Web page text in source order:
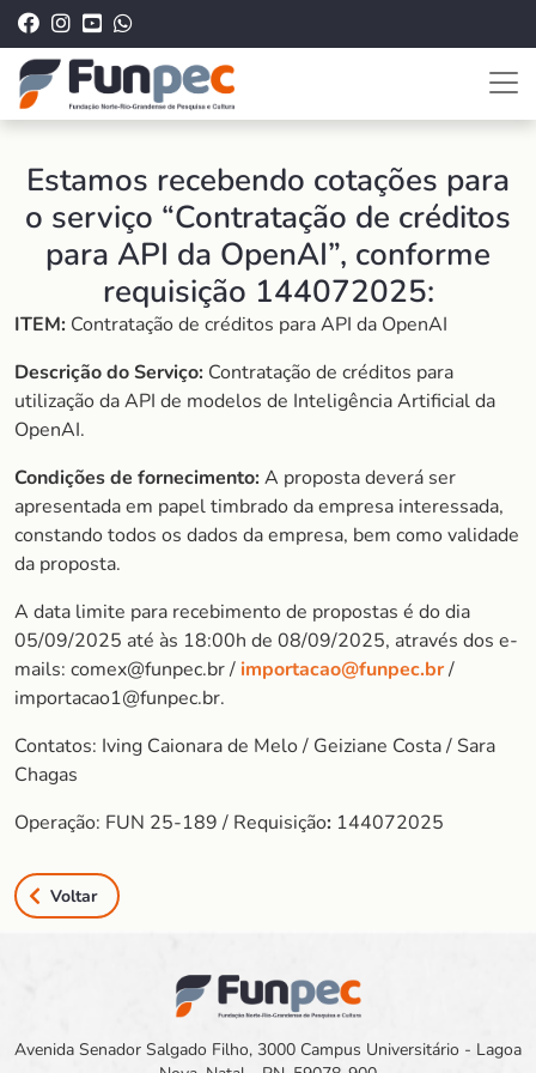
Estamos recebendo cotações para
o serviço “Contratação de créditos
para API da OpenAI”, conforme
requisição 144072025:
ITEM: Contratação de créditos para API da OpenAI
Descrição do Serviço: Contratação de créditos para
utilização da API de modelos de Inteligência Artificial da
OpenAI.
Condições de fornecimento:A proposta deverá ser
apresentada em papel timbrado da empresa interessada,
constando todos os dados da empresa, bem como validade
da proposta.
A data limite para recebimento de propostas é do dia
05/09/2025 até às 18:00h de 08/09/2025, através dos e-
mails: comex@funpec.br /importacao@funpec.br/
importacao1@funpec.br.
Contatos: Iving Caionara de Melo / Geiziane Costa / Sara
Chagas
Operação: FUN 25-189 / Requisição: 144072025
Voltar
Avenida Senador Salgado Filho, 3000 Campus Universitário - Lagoa